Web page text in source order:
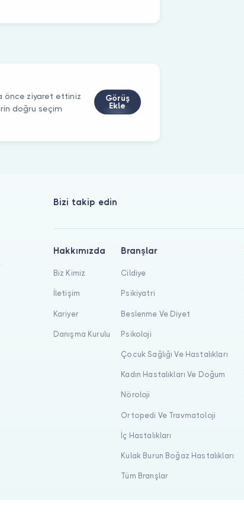
önce ziyaret ettiniz
doğru seçim
Görüş
Ekle
Bizi takip edin
Hakkımızda
Biz Kimiz
İletişim
Kariyer
Danışma Kurulu
Branşlar
Cildiye
Psikiyatri
Beslenme Ve Diyet
Psikoloji
Çocuk Sağlığı Ve Hastalıkları
Kadın Hastalıkları Ve Doğum
Nöroloji
Ortopedi Ve Travmatoloji
İç Hastalıkları
Kulak Burun Boğaz Hastalıkları
Tüm Branşlar